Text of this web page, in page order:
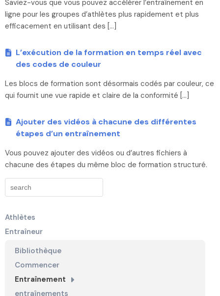
Saviez-vous que vous pouvez accélérer l’entraînement en
ligne pour les groupes d’athlètes plus rapidement et plus
efficacement en utilisant des […]
L’exécution de la formation en temps réel avec
des codes de couleur
Les blocs de formation sont désormais codés par couleur, ce
qui fournit une vue rapide et claire de la conformité […]
Ajouter des vidéos à chacune des différentes
étapes d’un entraînement
Vous pouvez ajouter des vidéos ou d’autres fichiers à
chacune des étapes du même bloc de formation structuré.
Athlètes
Entraîneur
Bibliothèque
Commencer
Entraînement
entraînements